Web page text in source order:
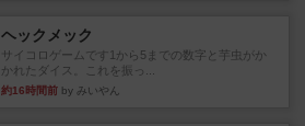
ヘックメック
サイコロゲームです1から5までの数字と芋虫がか
かれたダイス。これを振っ...
約16時間前 by みいやん